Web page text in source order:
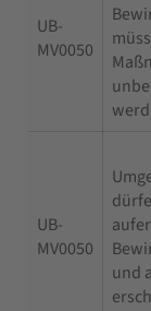
UB-
MV0050
UB-
MV0050
und